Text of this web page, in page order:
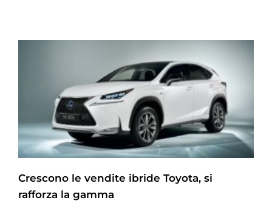
Crescono le vendite ibride Toyota, si
rafforza la gamma